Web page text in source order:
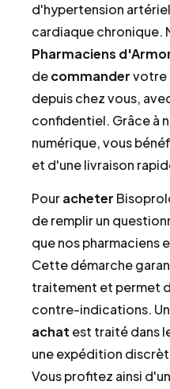
d'hypertension
cardiaque chronique.
Pharmaciens
decommandervotre
depuis chez vous,
confidentiel. Grâce à
numérique, vous
et d'une livraison
Pouracheter
de remplir un
que nos pharmaciens
Cette démarche
traitement et permet
contre-indications.
achat est traité dans
une expédition
Vous profitez ainsi